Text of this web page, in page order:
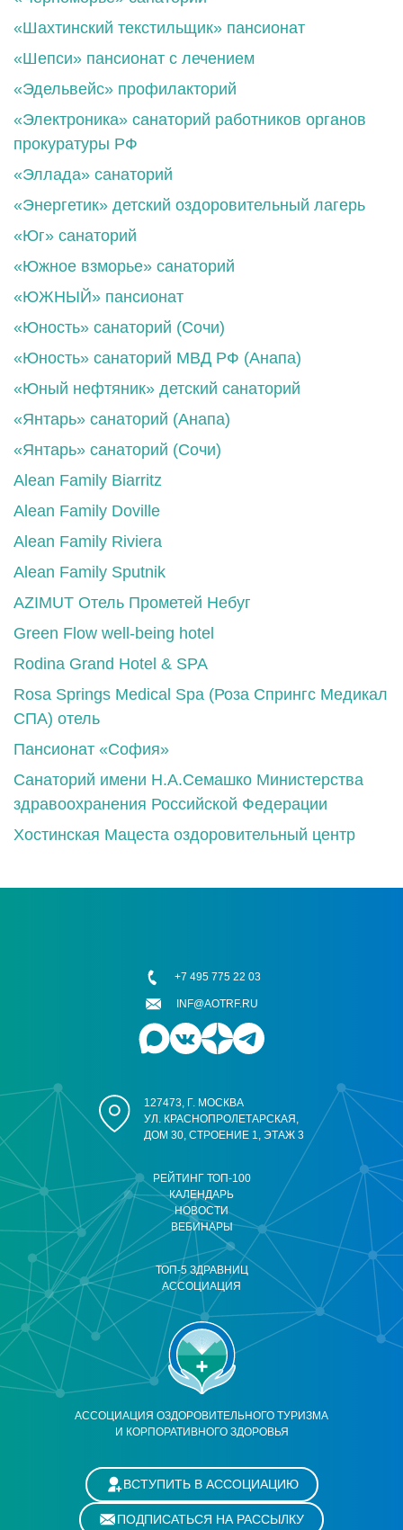
«Шахтинский текстильщик» пансионат
«Шепси» пансионат с лечением
«Эдельвейс» профилакторий
«Электроника» санаторий работников органов
прокуратуры РФ
«Эллада» санаторий
«Энергетик» детский оздоровительный лагерь
«Юг» санаторий
«Южное взморье» санаторий
«ЮЖНЫЙ» пансионат
«Юность» санаторий (Сочи)
«Юность» санаторий МВД РФ (Анапа)
«Юный нефтяник» детский санаторий
«Янтарь» санаторий (Анапа)
«Янтарь» санаторий (Сочи)
Alean Family Biarritz
Alean Family Doville
Alean Family Riviera
Alean Family Sputnik
AZIMUT Отель Прометей Небуг
Green Flow well-being hotel
Rodina Grand Hotel & SPA
Rosa Springs Medical Spa (Роза Спрингс Медикал
СПА) отель
Пансионат «София»
Санаторий имени Н.А.Семашко Министерства
здравоохранения Российской Федерации
Хостинская Мацеста оздоровительный центр
АССОЦИАЦИЯ ОЗДОРОВИТЕЛЬНОГО ТУРИЗМА
И КОРПОРАТИВНОГО ЗДОРОВЬЯ
РЕЙТИНГ ТОП-100
КАЛЕНДАРЬ
НОВОСТИ
ВЕБИНАРЫ
ТОП-5 ЗДРАВНИЦ
АССОЦИАЦИЯ
127473, Г. МОСКВА
УЛ. КРАСНОПРОЛЕТАРСКАЯ,
ДОМ 30, СТРОЕНИЕ 1, ЭТАЖ 3
+7 495 775 22 03
INF@AOTRF.RU
ВСТУПИТЬ В АССОЦИАЦИЮ
ПОДПИСАТЬСЯ НА РАССЫЛКУ